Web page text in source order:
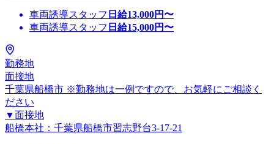
車両誘導スタッフ 日給13,000円〜
車両誘導スタッフ 日給15,000円〜
勤務地
面接地
千葉県船橋市 ※勤務地は一例ですので、お気軽にご相談く
ださい
▼面接地
船橋本社：千葉県船橋市習志野台3-17-21